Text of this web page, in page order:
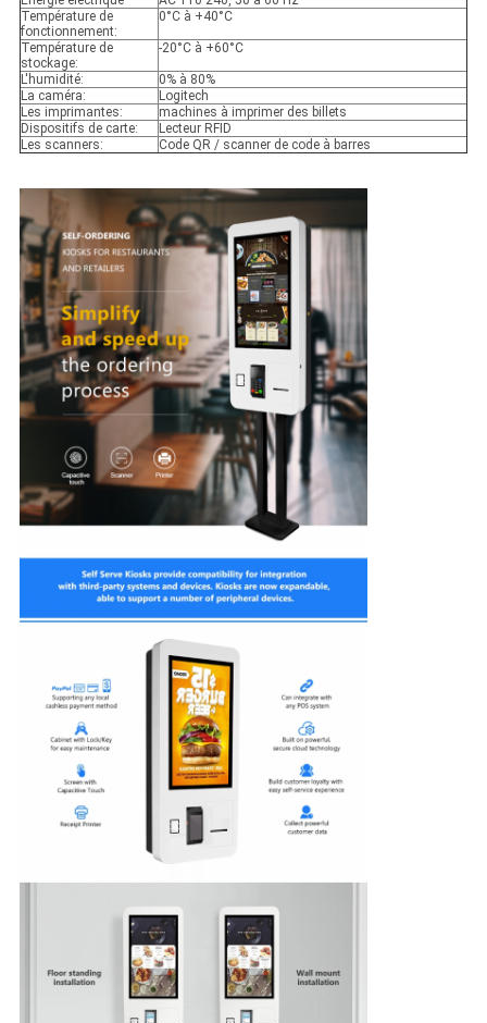
Température de
fonctionnement:
0°C à +40°C
Température de
stockage:
-20°C à +60°C
L'humidité:
0% à 80%
La caméra:
Logitech
Les imprimantes:
machines à imprimer des billets
Dispositifs de carte:
Lecteur RFID
Les scanners:
Code QR / scanner de code à barres